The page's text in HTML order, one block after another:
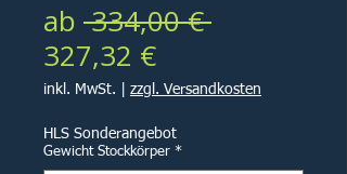
ab 334,00 €
327,32 €Sale-
Preis
inkl. MwSt. zzgl. Versandkosten
HLS Sonderangebot
Gewicht Stockkörper *